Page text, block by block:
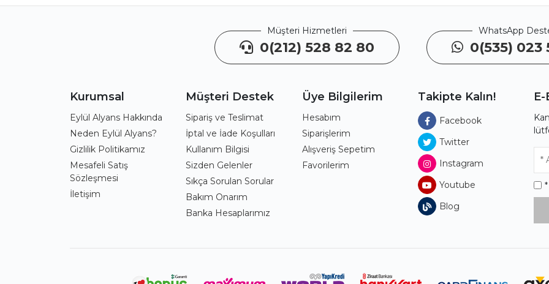
Müşteri Hizmetleri
0(212) 528 82 80
WhatsApp
0(535) 023
Kurumsal
Eylül Alyans Hakkında
Neden Eylül Alyans?
Gizlilik Politikamız
Mesafeli Satış
Sözleşmesi
İletişim
Müşteri Destek
Sipariş ve Teslimat
İptal ve İade Koşulları
Kullanım Bilgisi
Sizden Gelenler
Sıkça Sorulan Sorular
Bakım Onarım
Banka Hesaplarımız
Üye Bilgilerim
Hesabım
Siparişlerim
Alışveriş Sepetim
Favorilerim
Takipte Kalın!
Facebook
Twitter
Instagram
Youtube
Blog